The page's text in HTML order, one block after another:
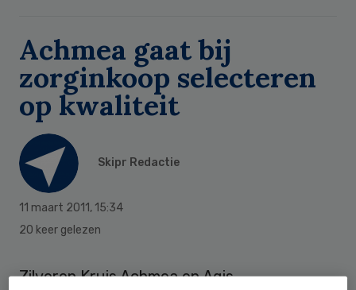
Achmea gaat bij
zorginkoop selecteren
op kwaliteit
Skipr Redactie
11 maart 2011, 15:34
20 keer gelezen
Zilveren Kruis Achmea en Agis